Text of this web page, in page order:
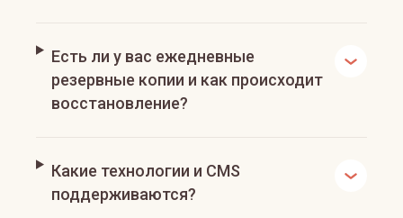
Есть ли у вас ежедневные
резервные копии и как происходит
восстановление?
Какие технологии и CMS
поддерживаются?